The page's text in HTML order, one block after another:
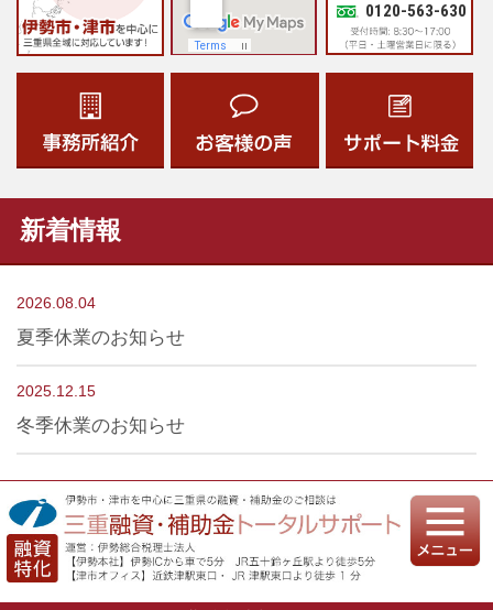
0120-563-630
新着情報
2026.08.04
夏季休業のお知らせ
2025.12.15
冬季休業のお知らせ